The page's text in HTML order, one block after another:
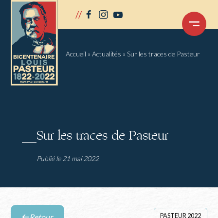
// facebook
instagram
youtube
OUVRIR
MENU
Accueil » Actualités » Sur les traces de Pasteur
Sur les traces de Pasteur
Publié le 21 mai 2022
PASTEUR 2022
Panneau de gestion des cookies